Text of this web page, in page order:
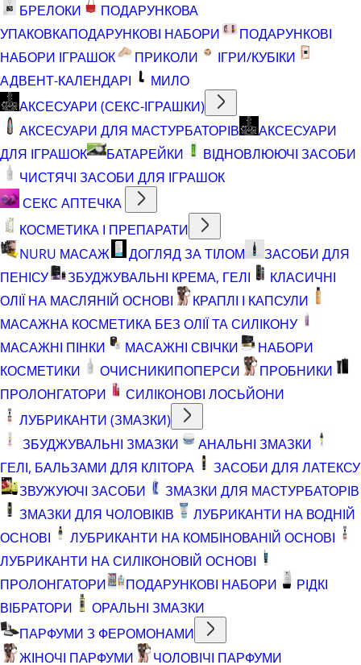
БРЕЛОКИ
ПОДАРУНКОВА
УПАКОВКАПОДАРУНКОВІ НАБОРИ
ПОДАРУНКОВІ
НАБОРИ ІГРАШОК
ПРИКОЛИ
ІГРИ/КУБІКИ
АДВЕНТ-КАЛЕНДАРІ
МИЛО
АКСЕСУАРИ (СЕКС-ІГРАШКИ)
АКСЕСУАРИ ДЛЯ МАСТУРБАТОРІВ
АКСЕСУАРИ
ДЛЯ ІГРАШОК
БАТАРЕЙКИ
ВІДНОВЛЮЮЧІ ЗАСОБИ
ЧИСТЯЧІ ЗАСОБИ ДЛЯ ІГРАШОК
СЕКС АПТЕЧКА
КОСМЕТИКА І ПРЕПАРАТИ
NURU МАСАЖ
ДОГЛЯД ЗА ТІЛОМ
ЗАСОБИ ДЛЯ
ПЕНІСУ
ЗБУДЖУВАЛЬНІ КРЕМА, ГЕЛІ
КЛАСИЧНІ
ОЛІЇ НА МАСЛЯНІЙ ОСНОВІ
КРАПЛІ І КАПСУЛИ
МАСАЖНА КОСМЕТИКА БЕЗ ОЛІЇ ТА СИЛІКОНУ
МАСАЖНІ ПІНКИ
МАСАЖНІ СВІЧКИ
НАБОРИ
КОСМЕТИКИ
ОЧИСНИКИПОПЕРСИ
ПРОБНИКИ
ПРОЛОНГАТОРИ
СИЛІКОНОВІ ЛОСЬЙОНИ
ЛУБРИКАНТИ (ЗМАЗКИ)
ЗБУДЖУВАЛЬНІ ЗМАЗКИ
АНАЛЬНІ ЗМАЗКИ
ГЕЛІ, БАЛЬЗАМИ ДЛЯ КЛІТОРА
ЗАСОБИ ДЛЯ ЛАТЕКСУ
ЗВУЖУЮЧІ ЗАСОБИ
ЗМАЗКИ ДЛЯ МАСТУРБАТОРІВ
ЗМАЗКИ ДЛЯ ЧОЛОВІКІВ
ЛУБРИКАНТИ НА ВОДНІЙ
ОСНОВІ
ЛУБРИКАНТИ НА КОМБІНОВАНІЙ ОСНОВІ
ЛУБРИКАНТИ НА СИЛІКОНОВІЙ ОСНОВІ
ПРОЛОНГАТОРИ
ПОДАРУНКОВІ НАБОРИ
РІДКІ
ВІБРАТОРИ
ОРАЛЬНІ ЗМАЗКИ
ПАРФУМИ З ФЕРОМОНАМИ
ЖІНОЧІ ПАРФУМИ
ЧОЛОВІЧІ ПАРФУМИ